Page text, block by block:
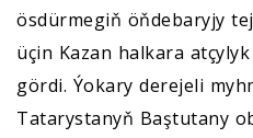
ösdürmegiň öňdebaryjy
üçin Kazan halkara
gördi. Ýokary derejeli
Tatarystanyň Baştutany